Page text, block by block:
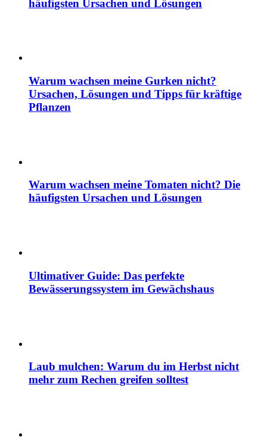
häufigsten Ursachen und Lösungen
Warum wachsen meine Gurken nicht?
Ursachen, Lösungen und Tipps für kräftige
Pflanzen
Warum wachsen meine Tomaten nicht? Die
häufigsten Ursachen und Lösungen
Ultimativer Guide: Das perfekte
Bewässerungssystem im Gewächshaus
Laub mulchen: Warum du im Herbst nicht
mehr zum Rechen greifen solltest